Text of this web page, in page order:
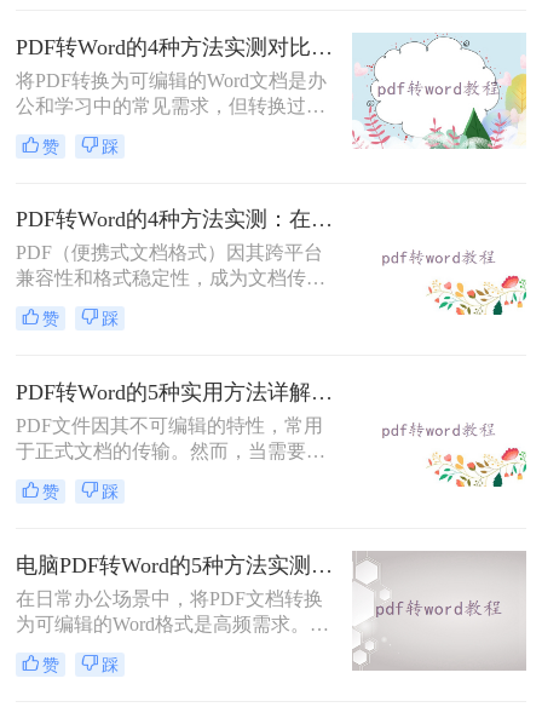
找到一种高效、便捷的在线转换方法
显得尤为重要。那么在线pdf怎么转换
成word文档呢？本文将介绍两种在线
将PDF转换成Word文档的方法。
PDF转Word的4种方法实测对比：在线工具、Adobe Acrobat、Word内置与OCR识别方案选择！
将PDF转换为可编辑的Word文档是办
公和学习中的常见需求，但转换过程
中常出现格式错乱、图片丢失等问
题。那么pdf文档怎么转换成word格式
助你高效完成转换。
赞 踩
PDF转Word的4种方法实测：在线工具、Word、Adobe与开源软件对比！！
PDF（便携式文档格式）因其跨平台
兼容性和格式稳定性，成为文档传输
的首选格式。然而，当我们需要编辑
文档内容时，将其转换为Word格式
word怎么转呢？本文将详细介绍几种
常用的PDF转Word方法，助您轻松完
成转换。
赞 踩
PDF转Word的5种实用方法详解：含扫描件OCR处理与格式校对指南！
PDF文件因其不可编辑的特性，常用
于正式文档的传输。然而，当需要对
PDF内容进行修改时，将其转换为可
编辑的Word文档是必要的。那么pdf
常见且高效的方法，帮助您快速完成
转换。
赞 踩
电脑PDF转Word的5种方法实测指南：从在线工具到OCR识别与命令行自动化！
在日常办公场景中，将PDF文档转换
为可编辑的Word格式是高频需求。那
么电脑pdf怎么转换成word呢？本文综
合2025年最新技术动态，系统解析
赞 踩